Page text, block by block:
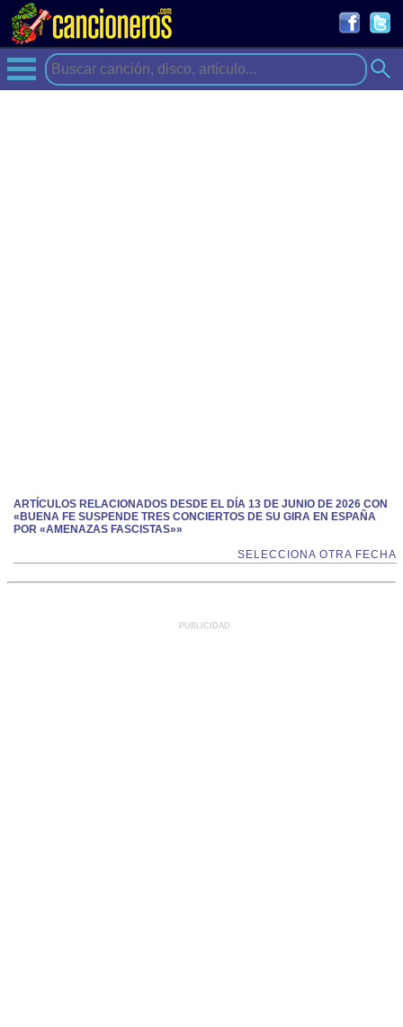
ARTÍCULOS RELACIONADOS DESDE EL DÍA 13 DE JUNIO DE 2026 CON
«BUENA FE SUSPENDE TRES CONCIERTOS DE SU GIRA EN ESPAÑA
POR «AMENAZAS FASCISTAS»»
SELECCIONA OTRA FECHA
PUBLICIDAD